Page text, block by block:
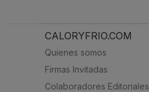
CALORYFRIO.COM
Quienes somos
Firmas Invitadas
Colaboradores Editoriales